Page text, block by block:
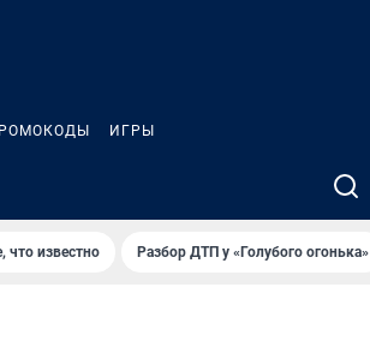
ИГРЫ
что известно Разбор ДТП у «Голубого огонька»